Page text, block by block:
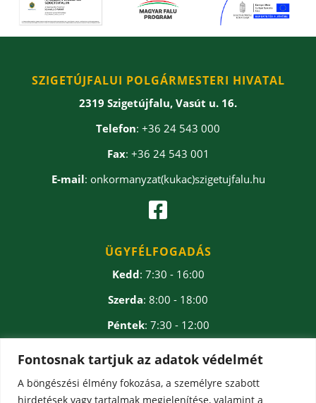
Fontosnak tartjuk az adatok védelmét
A böngészési élmény fokozása, a személyre szabott
hirdetések vagy tartalmak megjelenítése, valamint a
SZIGETÚJFALUI POLGÁRMESTERI HIVATAL
2319 Szigetújfalu, Vasút u. 16.
Telefon: +36 24 543 000
Fax: +36 24 543 001
E-mail: onkormanyzat(kukac)szigetujfalu.hu

ÜGYFÉLFOGADÁS
Kedd: 7:30 - 16:00
Szerda: 8:00 - 18:00
Péntek: 7:30 - 12:00